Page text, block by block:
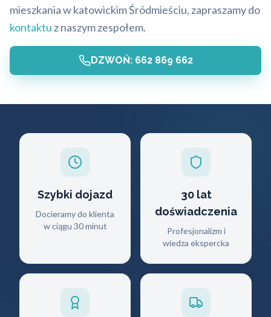
mieszkania w katowickim Śródmieściu, zapraszamy do
kontaktu z naszym zespołem.
DZWOŃ: 662 869 662
Szybki dojazd
Docieramy do klienta
w ciągu 30 minut
30 lat
doświadczenia
Profesjonalizm i
wiedza ekspercka